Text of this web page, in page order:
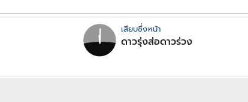
เสียบซึ่งหน้า
ดาวรุ่งส่อดาวร่วง